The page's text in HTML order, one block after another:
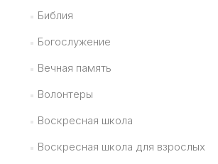
Библия
Богослужение
Вечная память
Волонтеры
Воскресная школа
Воскресная школа для взрослых